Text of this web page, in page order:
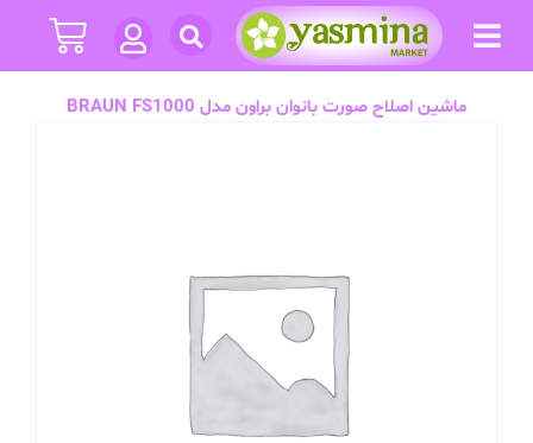
ماشین اصلاح صورت بانوان براون مدل BRAUN FS1000